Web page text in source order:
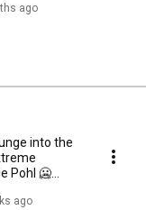
ago
into the
Pohl 🥶
ago